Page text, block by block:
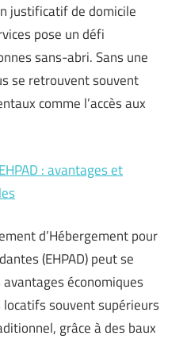
justificatif de domicile
pose un défi
sans-abri. Sans une
se retrouvent souvent
comme l’accès aux
: avantages et
d’Hébergement pour
(EHPAD) peut se
économiques
souvent supérieurs
grâce à des baux